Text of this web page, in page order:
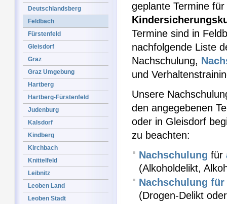
Deutschlandsberg
Feldbach
Fürstenfeld
Gleisdorf
Graz
Graz Umgebung
Hartberg
Hartberg-Fürstenfeld
Judenburg
Kalsdorf
Kindberg
Kirchbach
Knittelfeld
Leibnitz
Leoben Land
Leoben Stadt
geplante Termine
Termine sind in
nachfolgende Liste
Nachschulung,
und
Unsere
den angegebenen
oder in Gleisdorf
zu beachten:
Nachschulung für
(Alkoholdelikt,
Nachschulung
(Drogen-Delikt